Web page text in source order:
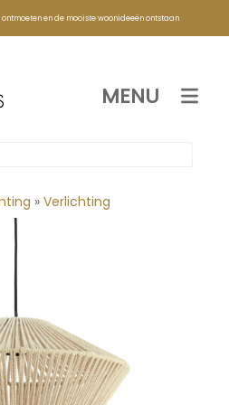
en de mooiste woonideeën ontstaan
MENU
» Verlichting